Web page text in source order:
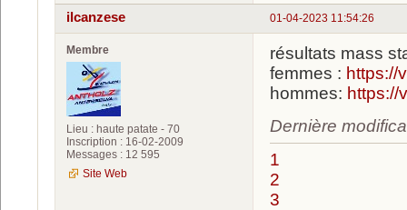
01-04-2023 11:54:26
ilcanzese
Membre
Lieu : haute patate - 70
Inscription : 16-02-2009
Messages : 12 595
Site Web
résultats mass
femmes : https://
hommes: https://
Dernière
1
2
3